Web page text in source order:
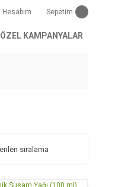
Hesabım Sepetim
ÖZEL KAMPANYALAR